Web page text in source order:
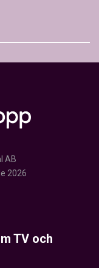
AB
2026
TV och